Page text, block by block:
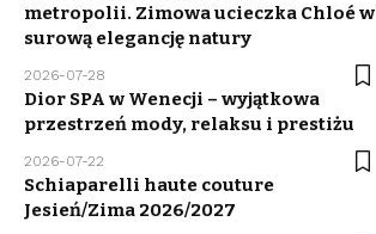
metropolii. Zimowa ucieczka Chloé w
surową elegancję natury
2026-07-28
Dior SPA w Wenecji – wyjątkowa
przestrzeń mody, relaksu i prestiżu
2026-07-22
Schiaparelli haute couture
Jesień/Zima 2026/2027